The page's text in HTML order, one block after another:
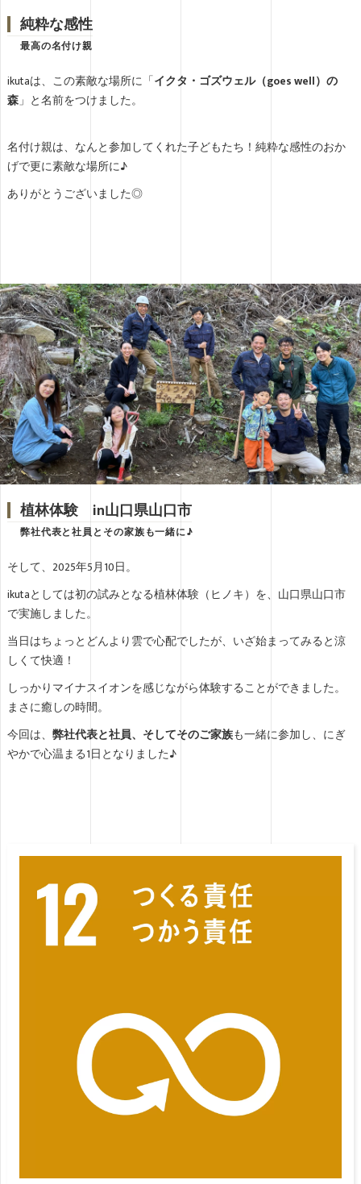
純粋な感性
最高の名付け親
ikutaは、この素敵な場所に「イクタ・ゴズウェル（goes well）の
森」と名前をつけました。
名付け親は、なんと参加してくれた子どもたち！純粋な感性のおか
げで更に素敵な場所に♪
ありがとうございました◎
植林体験 in山口県山口市
弊社代表と社員とその家族も一緒に♪
そして、2025年5月10日。
ikutaとしては初の試みとなる植林体験（ヒノキ）を、山口県山口市
で実施しました。
当日はちょっとどんより雲で心配でしたが、いざ始まってみると涼
しくて快適！
しっかりマイナスイオンを感じながら体験することができました。
まさに癒しの時間。
今回は、 弊社代表と社員、そしてそのご家族も一緒に参加し、にぎ
やかで心温まる1日となりました♪